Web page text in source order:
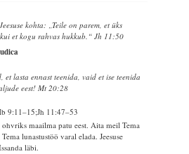
kohta: „Teile on parem, et üks
et kogu rahvas hukkub.“ Jh 11:50
et lasta ennast teenida, vaid et ise teenida
eest! Mt 20:28
9:11–15;Jh 11:47–53
maailma patu eest. Aita meil Tema
lunastustöö varal elada. Jeesuse
läbi.